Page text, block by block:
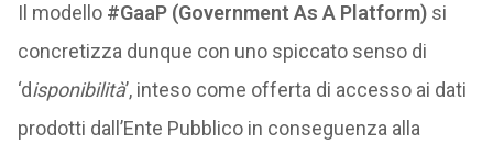
Il modello #GaaP (Government As A Platform)si
concretizza dunque con uno spiccato senso di
‘disponibilità’, inteso come offerta di accesso ai dati
prodotti dall’Ente Pubblico in conseguenza alla